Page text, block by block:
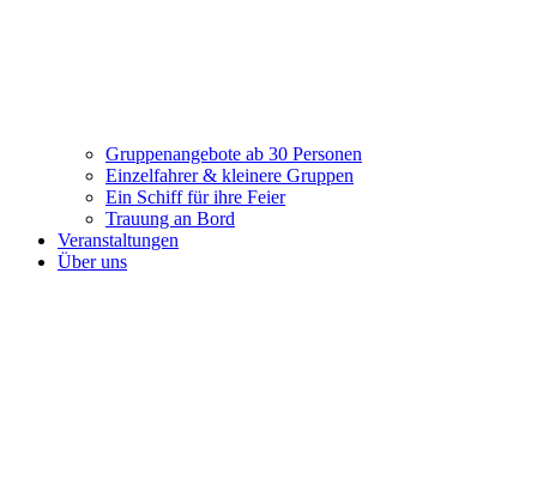
Gruppenangebote ab 30 Personen
Einzelfahrer & kleinere Gruppen
Ein Schiff für ihre Feier
Trauung an Bord
Veranstaltungen
Über uns